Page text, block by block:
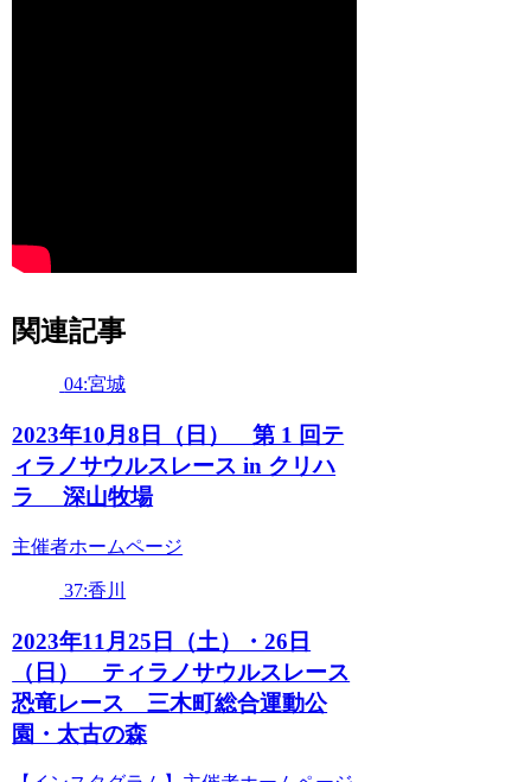
関連記事
04:宮城
2023年10月8日（日） 第 1 回テ
ィラノサウルスレース in クリハ
ラ 深山牧場
主催者ホームページ
37:香川
2023年11月25日（土）・26日
（日） ティラノサウルスレース
恐竜レース 三木町総合運動公
園・太古の森